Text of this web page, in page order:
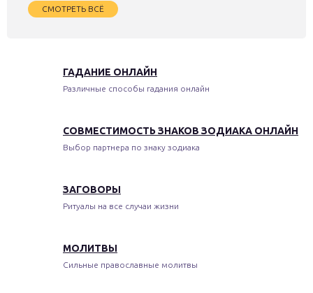
СМОТРЕТЬ ВСЁ
ГАДАНИЕ ОНЛАЙН
Различные способы гадания онлайн
СОВМЕСТИМОСТЬ ЗНАКОВ ЗОДИАКА ОНЛАЙН
Выбор партнера по знаку зодиака
ЗАГОВОРЫ
Ритуалы на все случаи жизни
МОЛИТВЫ
Сильные православные молитвы